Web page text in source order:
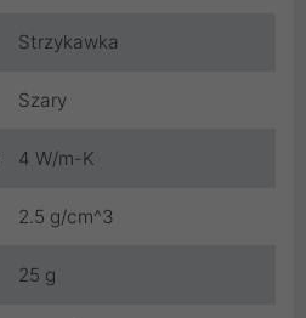
Strzykawka
Szary
4 W/m-K
2.5 g/cm^3
25 g